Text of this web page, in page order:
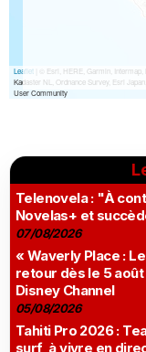
Telenovela : "À
Novelas+ et
07/08/2026
« Waverly Place :
retour dès le 5
Disney Channel
05/08/2026
Tahiti Pro 2026 :
surf, à vivre en